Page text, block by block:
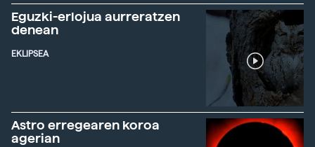
Eguzki-erlojua aurreratzen
denean
EKLIPSEA
Astro erregearen koroa
agerian